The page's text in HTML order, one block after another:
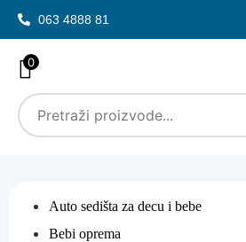
063 4888 81
0
Auto sedišta za decu i bebe
Bebi oprema